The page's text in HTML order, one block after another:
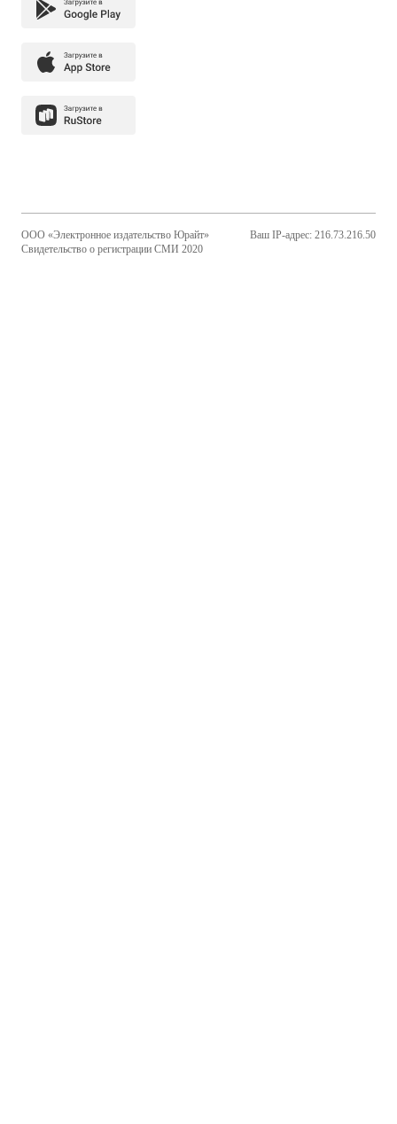
ООО «Электронное издательство Юрайт»
Свидетельство о регистрации СМИ 2020
Ваш IP-адрес: 216.73.216.50